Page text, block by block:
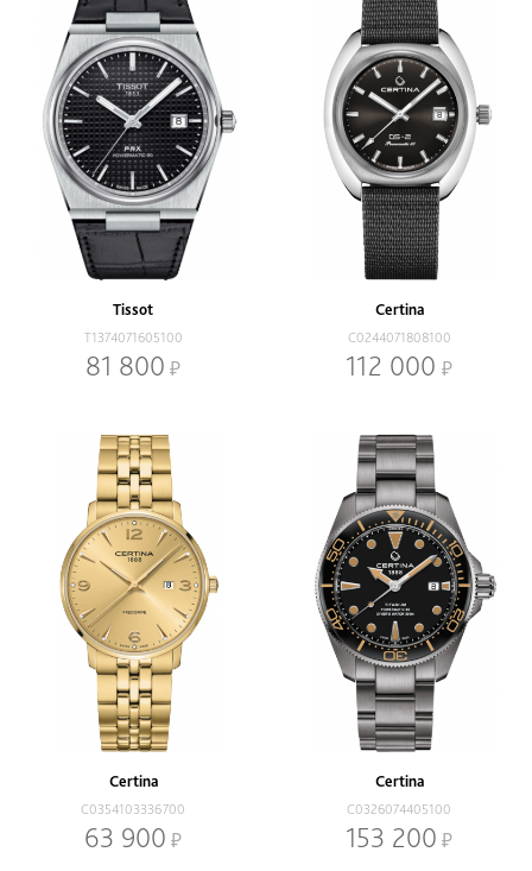
Tissot
T1374071605100
81 800
Certina
C0244071808100
112 000
Certina
C0354103336700
63 900
Certina
C0326074405100
153 200